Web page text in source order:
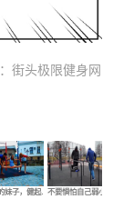
街头极限健身网
妹子，健起…不要惧怕自己弱小的…